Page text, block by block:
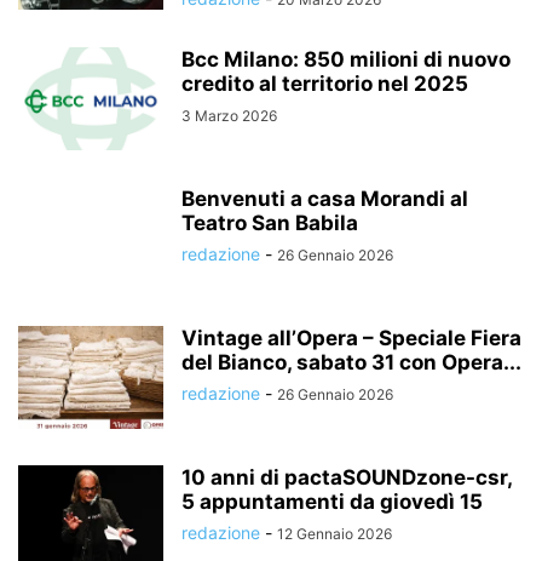
Bcc Milano: 850 milioni di nuovo
credito al territorio nel 2025
3 Marzo 2026
Benvenuti a casa Morandi al
Teatro San Babila
redazione - 26 Gennaio 2026
Vintage all’Opera – Speciale Fiera
del Bianco, sabato 31 con Opera...
redazione - 26 Gennaio 2026
10 anni di pactaSOUNDzone-csr,
5 appuntamenti da giovedì 15
redazione - 12 Gennaio 2026